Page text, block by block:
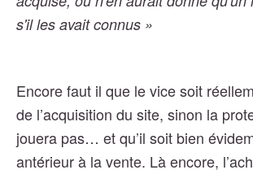
s'il les avait connus »
Encore faut il que le vice soit
de l’acquisition du site, sinon la
jouera pas… et qu’il soit bien
antérieur à la vente. Là encore,